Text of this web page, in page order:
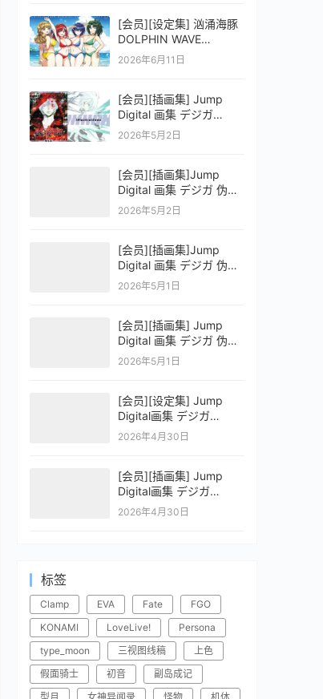
[会员][设定集] 汹涌海豚
DOLPHIN WAVE
OFFICIAL VISUAL
2026年6月11日
[会员][插画集] Jump
Digital 画集 デジガ
D.Gray-man
2026年5月2日
[会员][插画集]Jump
Digital 画集 デジガ 伪恋
ニセコイ 3
2026年5月2日
[会员][插画集]Jump
Digital 画集 デジガ 伪恋
ニセコイ 2
2026年5月1日
[会员][插画集] Jump
Digital 画集 デジガ 伪恋
ニセコイ 1
2026年5月1日
[会员][设定集] Jump
Digital画集 デジガ
CLAYMORE 2
2026年4月30日
[会员][插画集] Jump
Digital画集 デジガ
CLAYMORE 1
2026年4月30日
标签
Clamp EVA Fate
FGO
KONAMI
LoveLive!
Persona
type_moon
三视图线稿
上色
假面骑士
初音
副岛成记